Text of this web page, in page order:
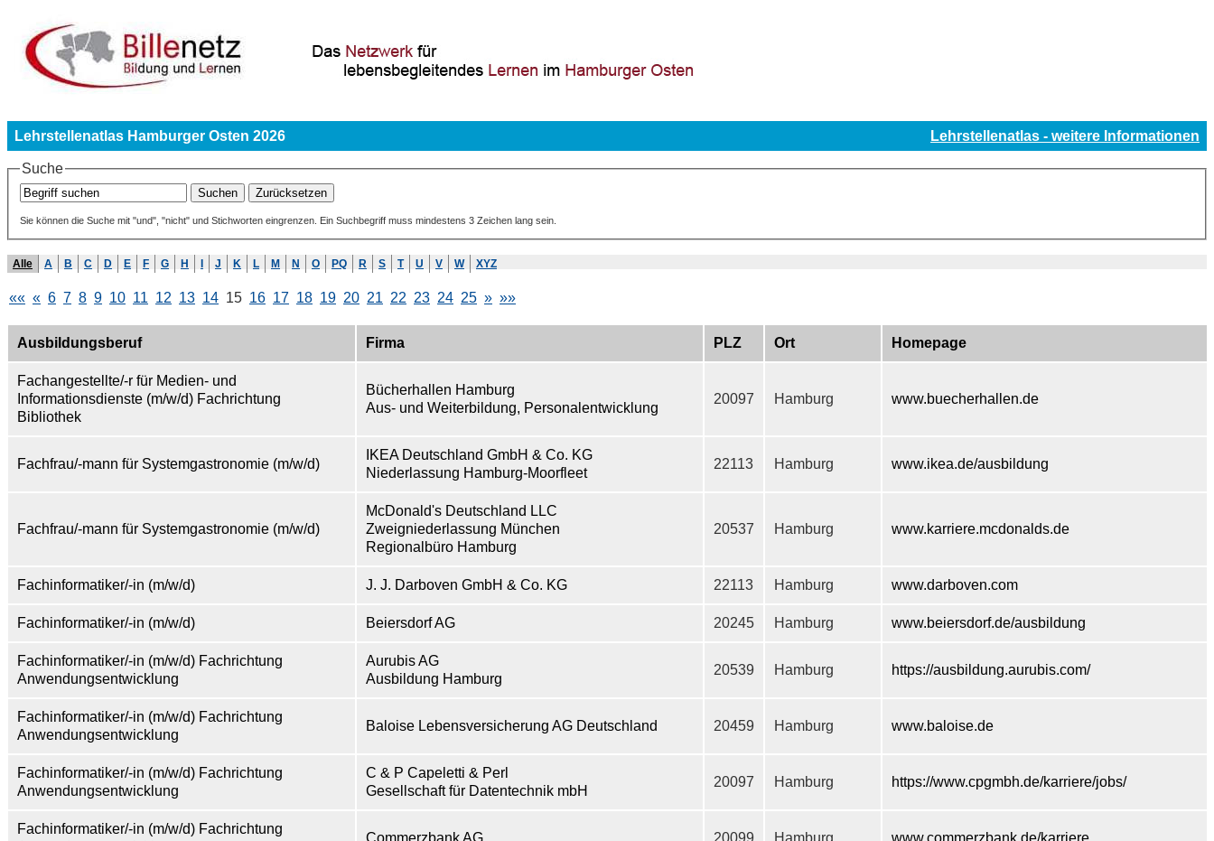
Lehrstellenatlas Hamburger Osten 2026 Lehrstellenatlas - weitere Informationen
Suche
Sie können die Suche mit "und", "nicht" und Stichworten eingrenzen. Ein Suchbegriff muss mindestens 3 Zeichen lang sein.
Alle A B C D E F G H J K L M N O PQ R S T U V W XYZ
«« « 6 7 8 9 10 11 12 13 14 15 16 17 18 19 20 21 22 23 24 25 » »»
Ausbildungsberuf Firma PLZ Ort Homepage
Fachangestellte/-r für Medien- und
Informationsdienste (m/w/d) Fachrichtung
Bibliothek
Bücherhallen Hamburg
Aus- und Weiterbildung, Personalentwicklung
20097 Hamburg www.buecherhallen.de
Fachfrau/-mann für Systemgastronomie (m/w/d)
IKEA Deutschland GmbH & Co. KG
Niederlassung Hamburg-Moorfleet
22113 Hamburg www.ikea.de/ausbildung
Fachfrau/-mann für Systemgastronomie (m/w/d)
McDonald's Deutschland LLC
Zweigniederlassung München
Regionalbüro Hamburg
20537 Hamburg www.karriere.mcdonalds.de
Fachinformatiker/-in (m/w/d) J. J. Darboven GmbH & Co. KG 22113 Hamburg www.darboven.com
Fachinformatiker/-in (m/w/d) Beiersdorf AG 20245 Hamburg www.beiersdorf.de/ausbildung
Fachinformatiker/-in (m/w/d) Fachrichtung
Anwendungsentwicklung
Aurubis AG
Ausbildung Hamburg
20539 Hamburg https://ausbildung.aurubis.com/
Fachinformatiker/-in (m/w/d) Fachrichtung
Anwendungsentwicklung
Baloise Lebensversicherung AG Deutschland 20459 Hamburg www.baloise.de
Fachinformatiker/-in (m/w/d) Fachrichtung
Anwendungsentwicklung
C & P Capeletti & Perl
Gesellschaft für Datentechnik mbH
20097 Hamburg https://www.cpgmbh.de/karriere/jobs/
Fachinformatiker/-in (m/w/d) Fachrichtung